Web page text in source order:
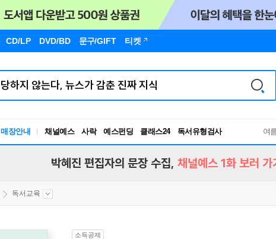
CD/LP DVD/BD 문구/GIFT 티켓
매장안내 채널예스 사락 예스펀딩 클래스24
독서유형검사
RBTI Lab
여
박혜진 편집자의 문장 수집, 채널예스 1화 보러 가
독서교육
소득공제